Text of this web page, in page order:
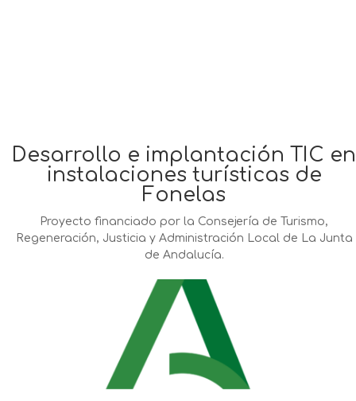
Desarrollo e implantación TIC en
instalaciones turísticas de
Fonelas
Proyecto financiado por la Consejería de Turismo,
Regeneración, Justicia y Administración Local de La Junta
de Andalucía.